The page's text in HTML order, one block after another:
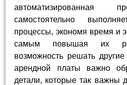
автоматизированная
самостоятельно
процессы, экономя время и
самым повышая их
возможность решать
арендной платы важно
детали, которые так важны